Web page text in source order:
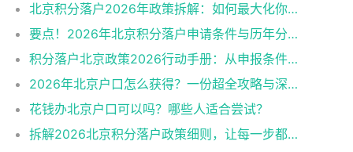
北京积分落户2026年政策拆解：如何最大化你的积分？
要点！2026年北京积分落户申请条件与历年分数线趋势
积分落户北京政策2026行动手册：从申报条件到办理流程
2026年北京户口怎么获得？一份超全攻略与深度解析
花钱办北京户口可以吗？哪些人适合尝试？
拆解2026北京积分落户政策细则，让每一步都踩在加分上